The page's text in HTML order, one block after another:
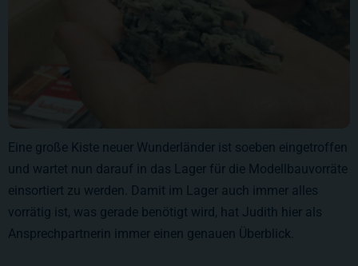
Eine große Kiste neuer Wunderländer ist soeben eingetroffen
und wartet nun darauf in das Lager für die Modellbauvorräte
einsortiert zu werden. Damit im Lager auch immer alles
vorrätig ist, was gerade benötigt wird, hat Judith hier als
Ansprechpartnerin immer einen genauen Überblick.